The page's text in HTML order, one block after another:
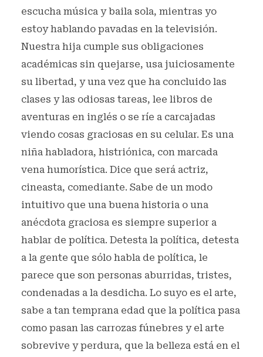
escucha música y baila sola, mientras yo
estoy hablando pavadas en la televisión.
Nuestra hija cumple sus obligaciones
académicas sin quejarse, usa juiciosamente
su libertad, y una vez que ha concluido las
clases y las odiosas tareas, lee libros de
aventuras en inglés o se ríe a carcajadas
viendo cosas graciosas en su celular. Es una
niña habladora, histriónica, con marcada
vena humorística. Dice que será actriz,
cineasta, comediante. Sabe de un modo
intuitivo que una buena historia o una
anécdota graciosa es siempre superior a
hablar de política. Detesta la política, detesta
a la gente que sólo habla de política, le
parece que son personas aburridas, tristes,
condenadas a la desdicha. Lo suyo es el arte,
sabe a tan temprana edad que la política pasa
como pasan las carrozas fúnebres y el arte
sobrevive y perdura, que la belleza está en el